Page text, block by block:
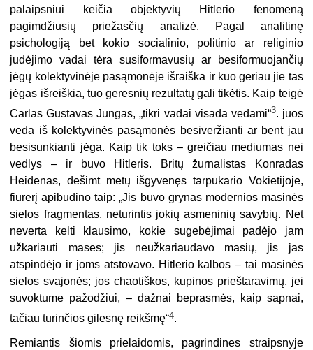
palaipsniui keičia objektyvių Hitlerio fenomeną
pagimdžiusių priežasčių analizė. Pagal analitinę
psichologiją bet kokio socialinio, politinio ar religinio
judėjimo vadai tėra susiformavusių ar besiformuojančių
jėgų kolektyvinėje pasąmonėje išraiška ir kuo geriau jie tas
jėgas išreiškia, tuo geresnių rezultatų gali tikėtis. Kaip teigė
Carlas Gustavas Jungas, „tikri vadai visada vedami“3. juos
veda iš kolektyvinės pasąmonės besiveržianti ar bent jau
besisunkianti jėga. Kaip tik toks – greičiau mediumas nei
vedlys – ir buvo Hitleris. Britų žurnalistas Konradas
Heidenas, dešimt metų išgyvenęs tarpukario Vokietijoje,
fiurerį apibūdino taip: „Jis buvo grynas modernios masinės
sielos fragmentas, neturintis jokių asmeninių savybių. Net
neverta kelti klausimo, kokie sugebėjimai padėjo jam
užkariauti mases; jis neužkariaudavo masių, jis jas
atspindėjo ir joms atstovavo. Hitlerio kalbos – tai masinės
sielos svajonės; jos chaotiškos, kupinos prieštaravimų, jei
suvoktume pažodžiui, – dažnai beprasmės, kaip sapnai,
tačiau turinčios gilesnę reikšmę“4.
Remiantis šiomis prielaidomis, pagrindines straipsnyje